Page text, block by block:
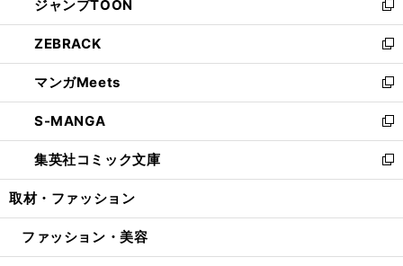
く
で
開
く
ド
ウ
で
開
く
ィ
ン
ド
ウ
で
開
く
い
ウ
ィ
ン
ド
ウ
で
開
く
ジャンプTOON
新
し
い
ウ
ィ
ン
ド
ウ
で
開
ZEBRACK
新
し
い
ウ
ィ
ン
ド
ウ
開
マンガMeets
新
し
い
ウ
ィ
ン
ウ
開
S-MANGA
新
し
い
ウ
ン
ウ
集英社コミック文庫
新
し
ウ
ン
取材・ファッション
ファッション・美容